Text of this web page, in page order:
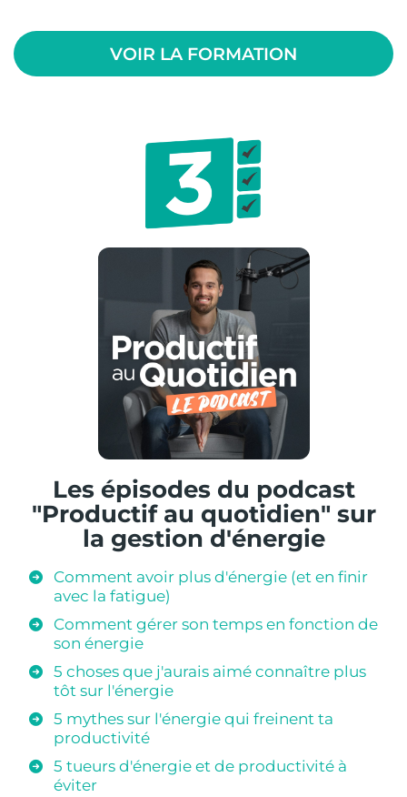
VOIR LA FORMATION
Les épisodes du podcast
"Productif au quotidien" sur
la gestion d'énergie
Comment avoir plus d'énergie (et en finir
avec la fatigue)
Comment gérer son temps en fonction de
son énergie
5 choses que j'aurais aimé connaître plus
tôt sur l'énergie
5 mythes sur l'énergie qui freinent ta
productivité
5 tueurs d'énergie et de productivité à
éviter